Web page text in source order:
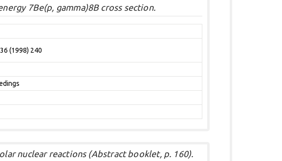
7Be(p, gamma)8B cross section.
(1998) 240
nuclear reactions (Abstract booklet, p. 160).